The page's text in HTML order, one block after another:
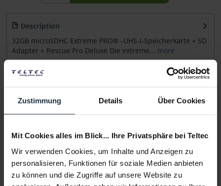
Zustimmung Details Über Cookies
Mit Cookies alles im Blick... Ihre Privatsphäre bei Teltec
Wir verwenden Cookies, um Inhalte und Anzeigen zu
personalisieren, Funktionen für soziale Medien anbieten
zu können und die Zugriffe auf unsere Website zu
Description
32GB microSDHC Extreme PRO® -UHS-I-Speicherkarte + SD
Adapter + Rescue Pro Deluxe Die extreme... more
Accessories
Consultation
Manufacturer & Product Safety Information